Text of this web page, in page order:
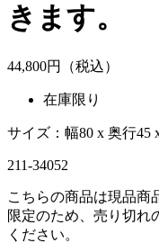
きます。
44,800円（税込）
在庫限り
サイズ：幅80 x 奥行45
211-34052
こちらの商品は現品商
限定のため、売り切れ
ください。